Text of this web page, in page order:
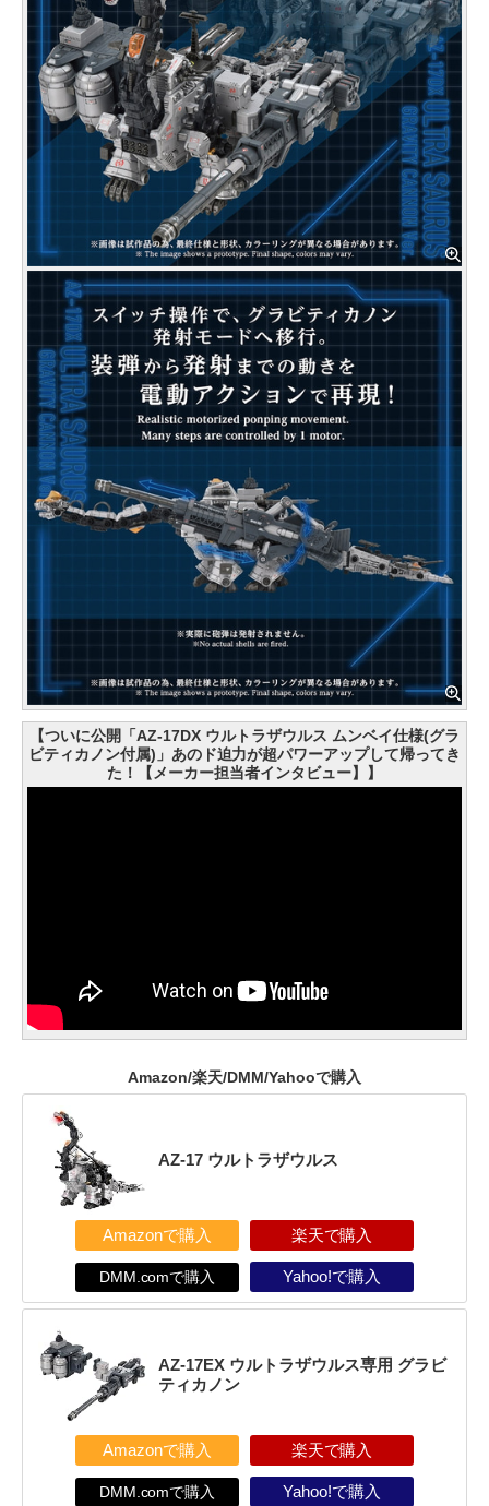
【ついに公開「AZ-17DX ウルトラザウルス ムンベイ仕様(グラ
ビティカノン付属)」あのド迫力が超パワーアップして帰ってき
た！【メーカー担当者インタビュー】】
Amazon/楽天/DMM/Yahooで購入
AZ-17 ウルトラザウルス
Amazonで購入 楽天で購入
DMM.comで購入 Yahoo!で購入
AZ-17EX ウルトラザウルス専用 グラビ
ティカノン
Amazonで購入 楽天で購入
DMM.comで購入 Yahoo!で購入